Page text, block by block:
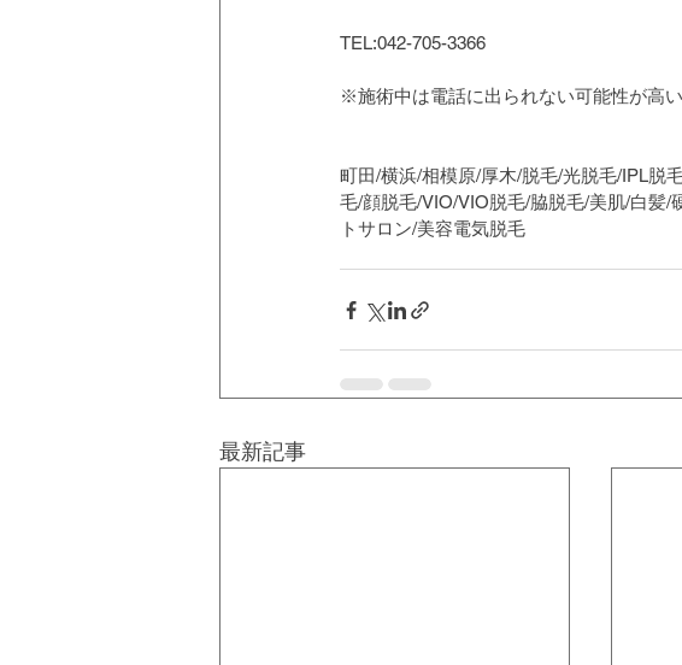
TEL:042-705-3366
※施術中は電話に出られない可能性が高い
町田/横浜/相模原/厚木/脱毛/光脱毛/IPL脱
毛/顔脱毛/VIO/VIO脱毛/脇脱毛/美肌/白髪
トサロン/美容電気脱毛
最新記事